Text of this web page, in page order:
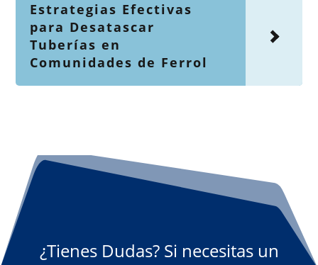
Estrategias Efectivas
para Desatascar
Tuberías en
Comunidades de Ferrol
¿Tienes Dudas? Si necesitas un